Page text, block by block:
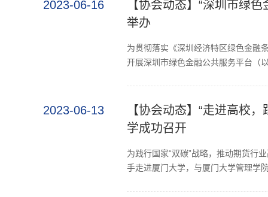
2023-06-16
【协会动态】“深圳市绿
举办
为贯彻落实《深圳经济特区绿色金融
开展深圳市绿色金融公共服务平台（
2023-06-13
【协会动态】“走进高校
学成功召开
为践行国家“双碳”战略，推动期货行
手走进厦门大学，与厦门大学管理学